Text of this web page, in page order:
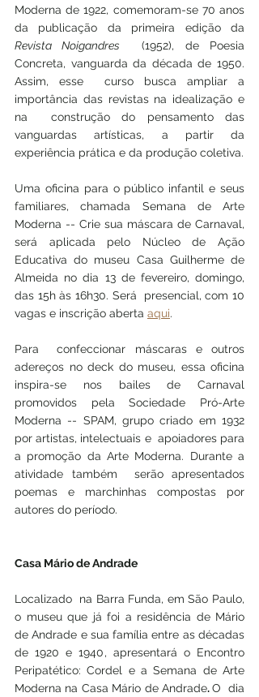
Moderna de 1922, comemoram-se 70 anos
Revista Noigandres
  (1952), de Poesia
Concreta, vanguarda da década de 1950.
Assim, esse  curso busca ampliar a
importância das revistas na idealização e
na  construção do pensamento das
vanguardas artísticas, a partir da
Uma oficina para o público infantil e seus
familiares, chamada Semana de Arte
Moderna -- Crie sua máscara de Carnaval,
será aplicada pelo Núcleo de Ação
Educativa do museu Casa Guilherme de
Almeida no dia 13 de fevereiro, domingo,
das 15h às 16h30. Será  presencial, com 10
vagas e inscrição aberta aqui.
Para  confeccionar máscaras e outros
adereços no deck do museu, essa oficina
inspira-se nos bailes de Carnaval
promovidos pela Sociedade Pró-Arte
Moderna -- SPAM, grupo criado em 1932
por artistas, intelectuais e  apoiadores para
a promoção da Arte Moderna. Durante a
atividade também  serão apresentados
poemas e marchinhas compostas por
autores do período.
Casa Mário de Andrade
Localizado  na Barra Funda, em São Paulo,
o museu que já foi a residência de Mário
de Andrade e sua família entre as décadas
de 1920 e 1940, apresentará o Encontro
Peripatético: Cordel e a Semana de Arte
Moderna na Casa Mário de Andrade. O  dia